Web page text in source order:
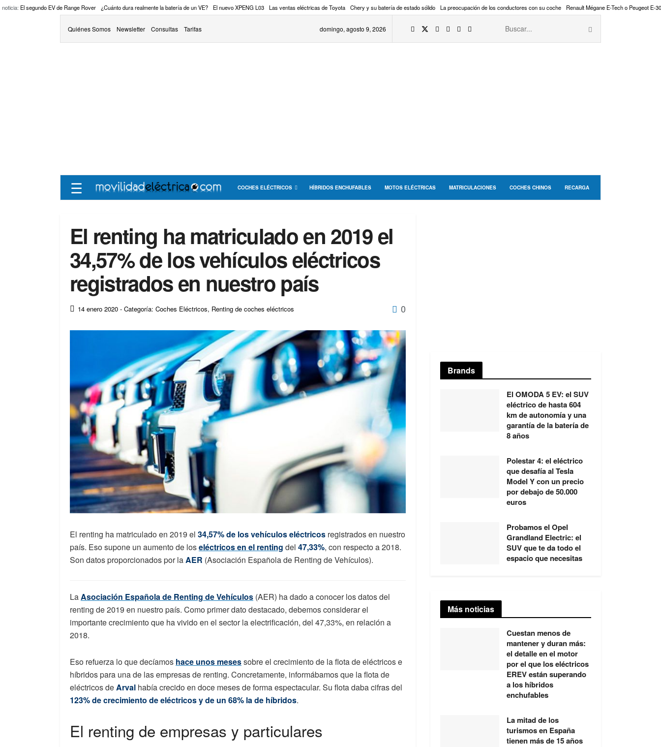
noticia: El segundo EV de Range Rover ¿Cuánto dura realmente la batería de un VE? El nuevo XPENG L03 Las ventas eléctricas de Toyota Chery y su batería de estado sólido La preocupación de los conductores con su coche Renault Mégane E-Tech o Peugeot E-
Quiénes Somos Newsletter Consultas Tarifas domingo, agosto 9, 2026
☰ COCHES ELÉCTRICOS HÍBRIDOS ENCHUFABLES MOTOS ELÉCTRICAS MATRICULACIONES COCHES CHINOS RECARGA
El renting ha matriculado en 2019 el
34,57% de los vehículos eléctricos
registrados en nuestro país
14 enero 2020 - Categoría: Coches Eléctricos, Renting de coches eléctricos 0
El renting ha matriculado en 2019 el 34,57% de los vehículos eléctricos registrados en nuestro
país. Eso supone un aumento de loseléctricos en el renting del 47,33%, con respecto a 2018.
Son datos proporcionados por laAER (Asociación Española de Renting de Vehículos).
LaAsociación Española de Renting de Vehículos (AER) ha dado a conocer los datos del
renting de 2019 en nuestro país. Como primer dato destacado, debemos considerar el
importante crecimiento que ha vivido en el sector la electrificación, del 47,33%, en relación a
2018.
Eso refuerza lo que decíamos hace unos mesessobre el crecimiento de la flota de eléctricos e
híbridos para una de las empresas de renting. Concretamente, informábamos que la flota de
eléctricos deArval había crecido en doce meses de forma espectacular. Su flota daba cifras del
123% de crecimiento de eléctricos y de un 68% la de híbridos.
El renting de empresas y particulares
Brands
El OMODA 5 EV: el SUV
eléctrico de hasta 604
km de autonomía y una
garantía de la batería de
8 años
Polestar 4: el eléctrico
que desafía al Tesla
Model Y con un precio
por debajo de 50.000
euros
Probamos el Opel
Grandland Electric: el
SUV que te da todo el
espacio que necesitas
Más noticias
Cuestan menos de
mantener y duran más:
el detalle en el motor
por el que los eléctricos
EREV están superando
a los híbridos
enchufables
La mitad de los
turismos en España
tienen más de 15 años